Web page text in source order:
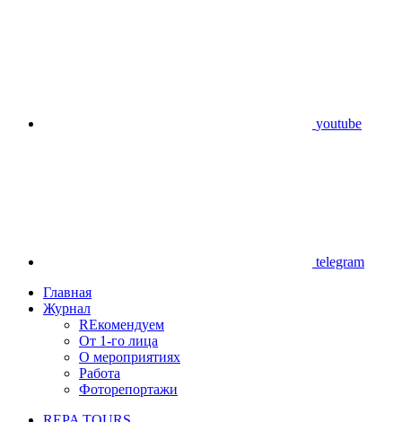
youtube
telegram
Главная
Журнал
REкомендуем
От 1-го лица
О мероприятиях
Работа
Фоторепортажи